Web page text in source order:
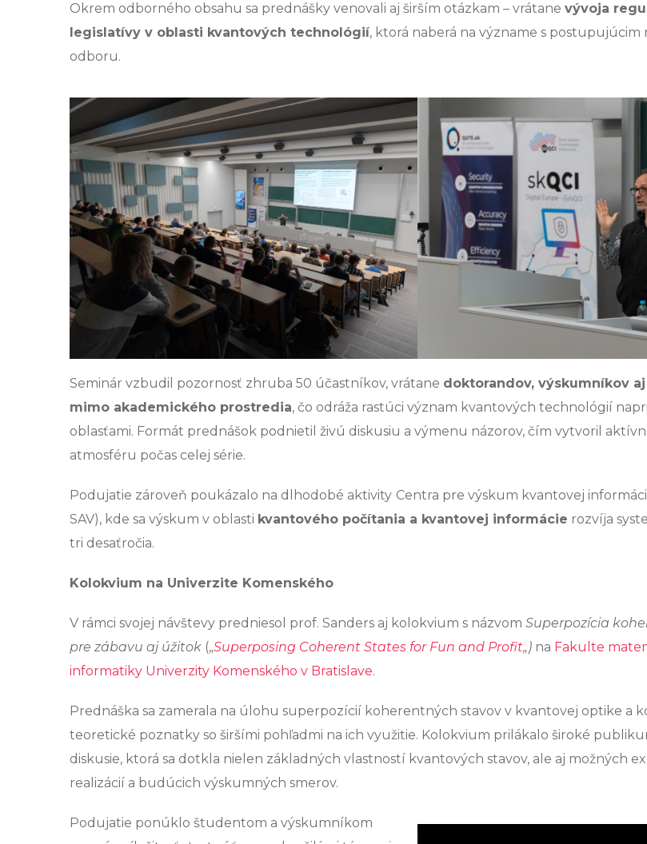
Okrem odborného obsahu sa prednášky venovali aj širším otázkam – vrátane vývoja
legislatívy v oblasti kvantových technológií, ktorá naberá na význame s
odboru.
Seminár vzbudil pozornosť zhruba 50 účastníkov, vrátane doktorandov, výskumníkov
mimo akademického prostredia, čo odráža rastúci význam kvantových technológií
oblasťami. Formát prednášok podnietil živú diskusiu a výmenu názorov, čím vytvoril
atmosféru počas celej série.
Podujatie zároveň poukázalo na dlhodobé aktivity Centra pre výskum kvantovej
SAV), kde sa výskum v oblasti kvantového počítania a kvantovej informácie rozvíja
tri desaťročia.
Kolokvium na Univerzite Komenského
V rámci svojej návštevy predniesol prof. Sanders aj kolokvium s názvom Superpozícia
pre zábavu aj úžitok („Superposing Coherent States for Fun and Profit„) na Fakulte
informatiky Univerzity Komenského v Bratislave.
Prednáška sa zamerala na úlohu superpozícií koherentných stavov v kvantovej optike a
teoretické poznatky so širšími pohľadmi na ich využitie. Kolokvium prilákalo široké
diskusie, ktorá sa dotkla nielen základných vlastností kvantových stavov, ale aj možných
realizácií a budúcich výskumných smerov.
Podujatie ponúklo študentom a výskumníkom